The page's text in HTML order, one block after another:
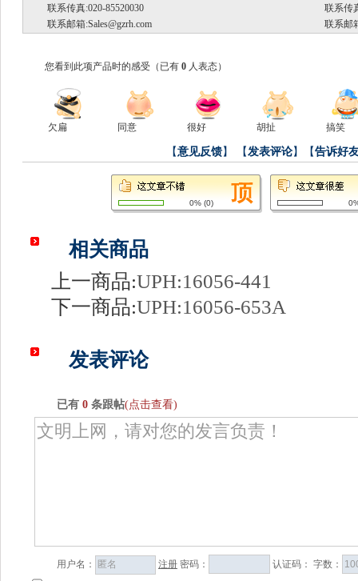
联系传真:020-85520030
联系传
联系邮箱:Sales@gzrh.com 联系邮
您看到此项产品时的感受 （已有 0 人表态）
欠扁 同意 很好 胡扯 搞笑
【意见反馈】 【发表评论】【告诉好
0% (0)
相关商品
上一商品:UPH:16056-441
下一商品:UPH:16056-653A
发表评论
已有 0 条跟帖(点击查看)
用户名： 注册 密码： 认证码： 字数：